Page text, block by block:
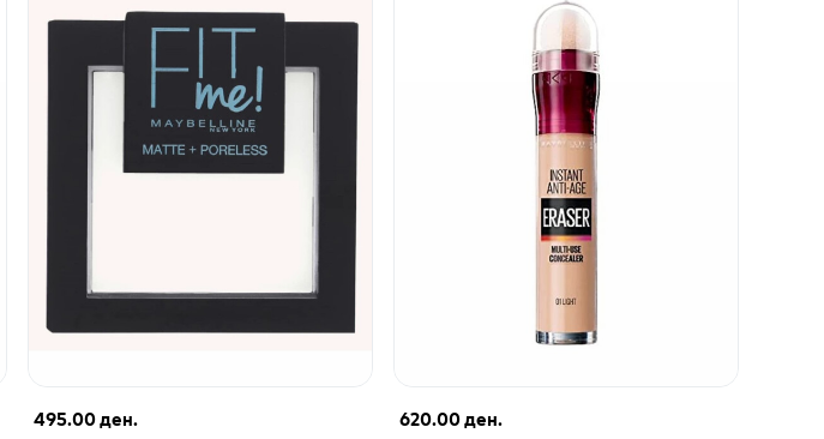
495.00 ден. 620.00 ден.